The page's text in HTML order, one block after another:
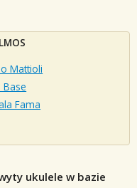
Mattioli
Base
Fama
ukulele w bazie